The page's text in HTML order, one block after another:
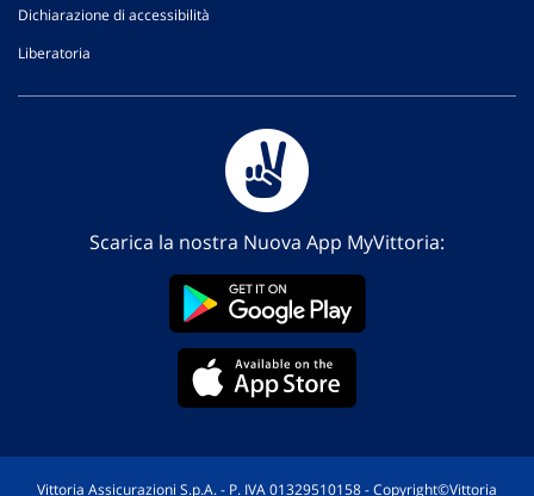
Dichiarazione di accessibilità
Liberatoria
Scarica la nostra Nuova App MyVittoria:
Vittoria Assicurazioni S.p.A. - P. IVA 01329510158 - Copyright©Vittoria